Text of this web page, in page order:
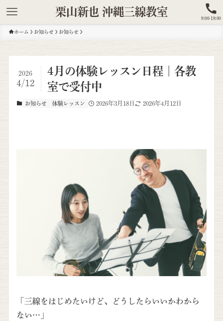
栗山新也 沖縄三線教室
9:00-19:00
ホーム お知らせ お知らせ
4月の体験レッスン日程｜各教
室で受付中
2026
4/12
お知らせ 体験レッスン 2026年3月18日 2026年4月12日
「三線をはじめたいけど、どうしたらいいかわから
ない…」